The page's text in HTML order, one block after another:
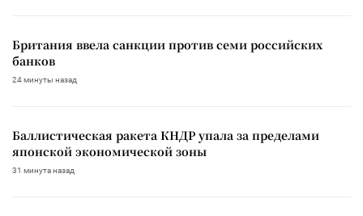
Британия ввела санкции против семи российских
банков
24 минуты назад
Баллистическая ракета КНДР упала за пределами
японской экономической зоны
31 минута назад